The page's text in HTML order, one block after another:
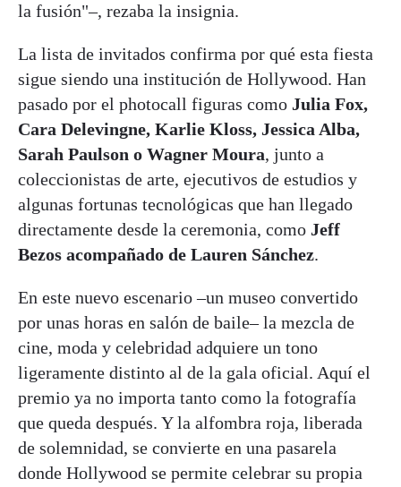
la fusión"–, rezaba la insignia.
La lista de invitados confirma por qué esta fiesta
sigue siendo una institución de Hollywood. Han
pasado por el photocall figuras como Julia Fox,
Cara Delevingne, Karlie Kloss, Jessica Alba,
Sarah Paulson o Wagner Moura, junto a
coleccionistas de arte, ejecutivos de estudios y
algunas fortunas tecnológicas que han llegado
directamente desde la ceremonia, como Jeff
Bezos acompañado de Lauren Sánchez.
En este nuevo escenario –un museo convertido
por unas horas en salón de baile– la mezcla de
cine, moda y celebridad adquiere un tono
ligeramente distinto al de la gala oficial. Aquí el
premio ya no importa tanto como la fotografía
que queda después. Y la alfombra roja, liberada
de solemnidad, se convierte en una pasarela
donde Hollywood se permite celebrar su propia